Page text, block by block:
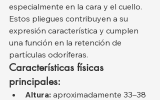
especialmente en la cara y el cuello.
Estos pliegues contribuyen a su
expresión característica y cumplen
una función en la retención de
partículas odoríferas.
Características físicas
principales:
Altura: aproximadamente 33–38